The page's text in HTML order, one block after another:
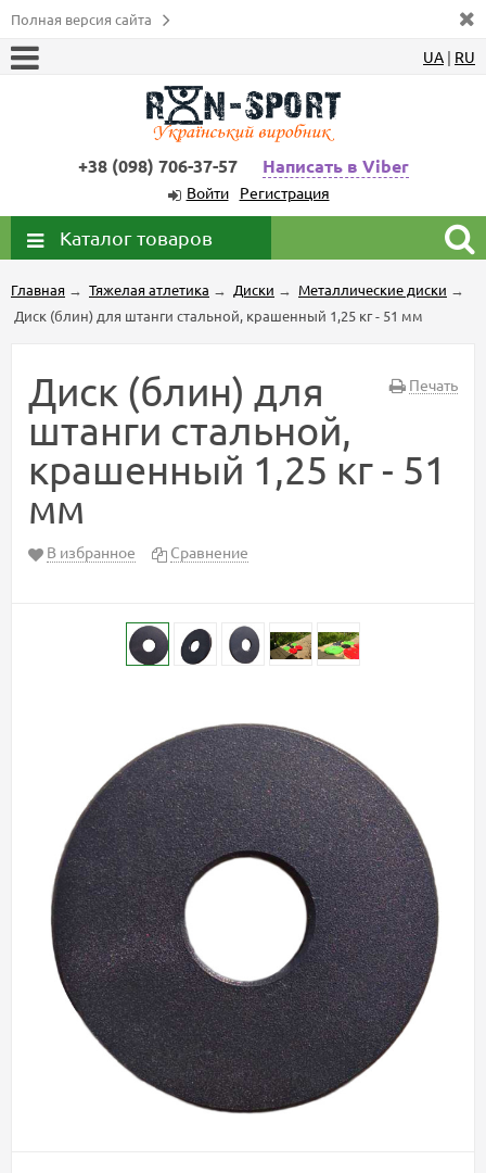
Полная версия сайта
UA | RU
+38 (098) 706-37-57 Написать в Viber
Войти Регистрация
Каталог товаров
Главная → Тяжелая атлетика → Диски → Металлические диски →
Диск (блин) для штанги стальной, крашенный 1,25 кг - 51 мм
Печать
Диск (блин) для
штанги стальной,
крашенный 1,25 кг - 51
мм
В избранное Сравнение